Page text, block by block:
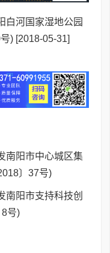
白河国家湿地公园
) [2018-05-31]
南阳市中心城区集
〕37号)
南阳市支持科技创
号)